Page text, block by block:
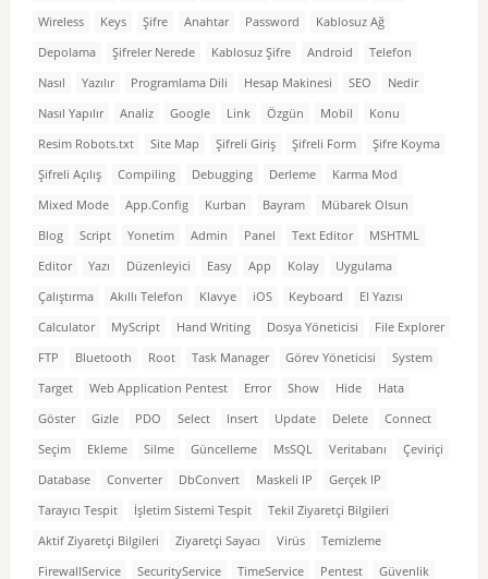
Wireless
Keys Şifre Anahtar Password
Kablosuz Ağ
Depolama
Şifreler Nerede Kablosuz Şifre Android
Telefon
Nasıl
Yazılır Programlama Dili Hesap Makinesi SEO
Nedir
Nasıl Yapılır
Analiz Google Link Özgün Mobil
Konu
Resim Robots.txt
Site Map Şifreli Giriş Şifreli Form
Şifre Koyma
Şifreli Açılış
Compiling Debugging Derleme
Karma Mod
Mixed Mode
App.Config Kurban Bayram
Mübarek Olsun
Blog
Script Yonetim Admin Panel Text Editor
MSHTML
Editor
Yazı Düzenleyici Easy App Kolay
Uygulama
Çalıştırma
Akıllı Telefon Klavye iOS Keyboard
El Yazısı
Calculator
MyScript Hand Writing Dosya Yöneticisi
File Explorer
FTP
Bluetooth Root Task Manager Görev Yöneticisi
System
Target
Web Application Pentest Error Show Hide
Hata
Göster
Gizle PDO Select Insert Update Delete
Connect
Seçim
Ekleme Silme Güncelleme MsSQL Veritabanı
Çeviriçi
Database
Converter DbConvert Maskeli IP
Gerçek IP
Tarayıcı Tespit
İşletim Sistemi Tespit
Tekil Ziyaretçi Bilgileri
Aktif Ziyaretçi Bilgileri
Ziyaretçi Sayacı Virüs
Temizleme
FirewallService
SecurityService TimeService Pentest
Güvenlik